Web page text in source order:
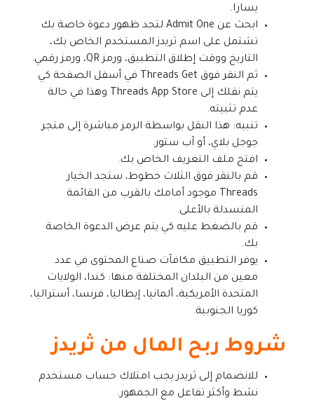
يسارا.
ابحث عن Admit One لتجد ظهور دعوة خاصة بك
تشتمل على اسم ثريدز المستخدم الخاص بك،
التاريخ ووقت إطلاق التطبيق، ورمز QR، ورمز رقمي.
ثم النقر فوق Threads Get في أسفل الصفحة كي
يتم نقلك إلى Threads App Store وهذا في حالة
عدم تثبيته.
تنبيه: هذا النقل بواسطة الرمز مباشرة إلى متجر
جوجل بلاي، أو آب ستور.
افتح ملف التعريف الخاص بك.
قم بالنقر فوق الثلاث خطوط، ستجد الخيار
Threads موجود أمامك بالقرب من القائمة
المنسدلة بالأعلى.
قم بالضغط عليه كي يتم عرض الدعوة الخاصة
بك.
يوفر التطبيق مكافآت صناع المحتوى في عدد
معين من البلدان المختلفة منها: كندا، الولايات
المتحدة الأمريكية، ألمانيا، إيطاليا، فرنسا، أستراليا،
كوريا الجنوبية.
شروط ربح المال من ثريدز
للانضمام إلى ثريدز يجب امتلاك حساب مستخدم
نشط وأكثر تفاعل مع الجمهور.